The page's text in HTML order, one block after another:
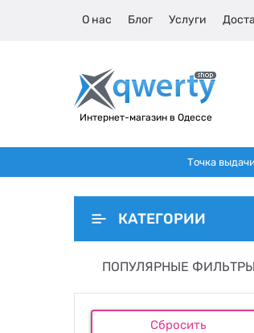
О нас Блог Услуги
Интернет-магазин в Одессе
Точка
КАТЕГОРИИ
ПОПУЛЯРНЫЕ ФИЛЬТРЫ
Сбросить